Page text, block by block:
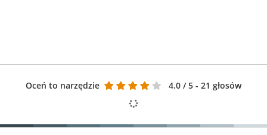
Oceń to narzędzie 4.0 / 5 - 21 głosów